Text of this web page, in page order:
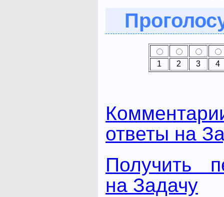
1 2 3 4
ответы на
Получить
на Задачу